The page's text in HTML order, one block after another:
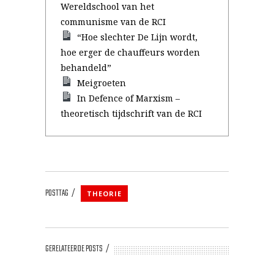
Wereldschool van het
communisme van de RCI
“Hoe slechter De Lijn wordt,
hoe erger de chauffeurs worden
behandeld”
Meigroeten
In Defence of Marxism –
theoretisch tijdschrift van de RCI
POSTTAG THEORIE
GERELATEERDE POSTS